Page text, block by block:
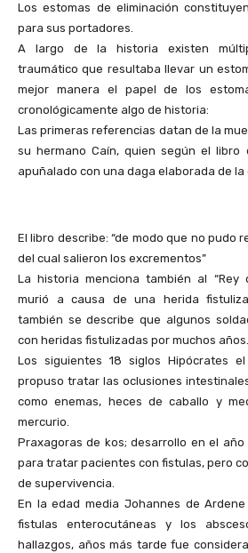
Los estomas de eliminación
para sus portadores.
A largo de la historia existen
traumático que resultaba llevar un
mejor manera el papel de los
cronológicamente algo de historia:
Las primeras referencias datan de la
su hermano Caín, quien según el libro
apuñalado con una daga elaborada de la
El libro describe: “de modo que no pudo
del cual salieron los excrementos”
La historia menciona también al “Rey
murió a causa de una herida
también se describe que algunos
con heridas fistulizadas por muchos años.
Los siguientes 18 siglos Hipócrates
propuso tratar las oclusiones
como enemas, heces de caballo y
mercurio.
Praxagoras de kos; desarrollo en el
para tratar pacientes con fistulas, pero
de supervivencia.
En la edad media Johannes de
fistulas enterocutáneas y los
hallazgos, años más tarde fue